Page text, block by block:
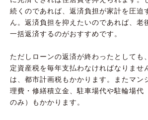
続くのであれば、返済負担が家計を圧迫
ん。返済負担を抑えたいのであれば、老
一括返済するのがおすすめです。
ただしローンの返済が終わったとしても
定資産税を毎年支払わなければなりませ
は、都市計画税もかかります。またマン
理費・修繕積立金、駐車場代や駐輪場代
のみ）もかかります。